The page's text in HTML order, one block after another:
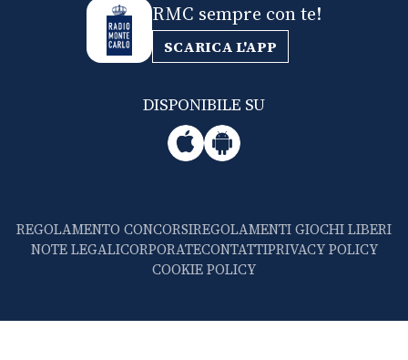
RMC sempre con te!
SCARICA L'APP
DISPONIBILE SU
REGOLAMENTO CONCORSIREGOLAMENTI GIOCHI LIBERI
NOTE LEGALICORPORATECONTATTIPRIVACY POLICY
COOKIE POLICY